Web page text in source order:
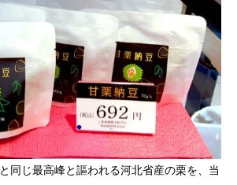
同じ最高峰と謳われる河北省産の栗を、当